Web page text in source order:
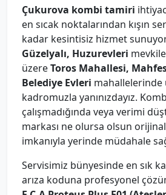
Çukurova kombi tamiri
en sıcak noktalarından kışın
kadar kesintisiz hizmet
Güzelyalı, Huzurevleri
üzereToros Mahallesi,
Belediye Evleri mahallelerinde
kadromuzla yanınızdayız.
çalışmadığında veya verimi
markası ne olursa olsun
imkanıyla yerinde müdahale
Servisimiz bünyesinde en sık
arıza koduna profesyonel